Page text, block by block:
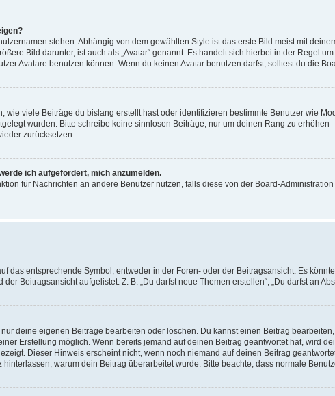
stehen. Abhängig von dem gewählten Style ist das erste Bild meist mit
Bild darunter, ist auch als „Avatar“ genannt. Es handelt sich hierbei in der Regel
Avatare benutzen können. Wenn du keinen Avatar benutzen darfst, solltest du die
wie viele Beiträge du bislang erstellt hast oder identifizieren bestimmte Benutzer wie
wurden. Bitte schreibe keine sinnlosen Beiträge, nur um deinen Rang zu
zurücksetzen.
ich aufgefordert, mich anzumelden.
für Nachrichten an andere Benutzer nutzen, falls diese von der Board-
das entsprechende Symbol, entweder in der Foren- oder der Beitragsansicht. Es
Beitragsansicht aufgelistet. Z. B. „Du darfst neue Themen erstellen“, „Du darfst an
deine eigenen Beiträge bearbeiten oder löschen. Du kannst einen Beitrag
Erstellung möglich. Wenn bereits jemand auf deinen Beitrag geantwortet hat, wird
Dieser Hinweis erscheint nicht, wenn noch niemand auf deinen Beitrag
warum dein Beitrag überarbeitet wurde. Bitte beachte, dass normale